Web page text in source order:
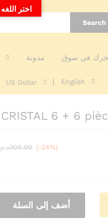
Search
مدونة في سوق
US Dollar English
6 + 6
300.00 (-24%)
أضف إلى السلة
اختر اللغه